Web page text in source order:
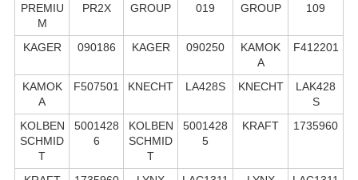
PREMIU
M
PR2X
GROUP
019
GROUP
109
KAGER 090186 KAGER 090250
KAMOK
A
F412201
KAMOK
A
F507501 KNECHT LA428S KNECHT
LAK428
S
KOLBEN
SCHMID
T
5001428
6
KOLBEN
SCHMID
T
5001428
5
KRAFT 1735960